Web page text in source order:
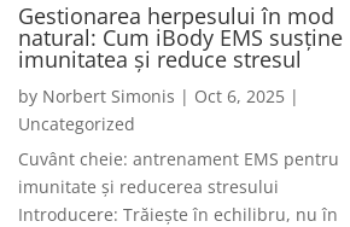
Gestionarea herpesului în mod
natural: Cum iBody EMS susține
imunitatea și reduce stresul
by Norbert Simonis | Oct 6, 2025|
Uncategorized
Cuvânt cheie: antrenament EMS pentru
imunitate și reducerea stresului
Introducere: Trăiește în echilibru, nu în